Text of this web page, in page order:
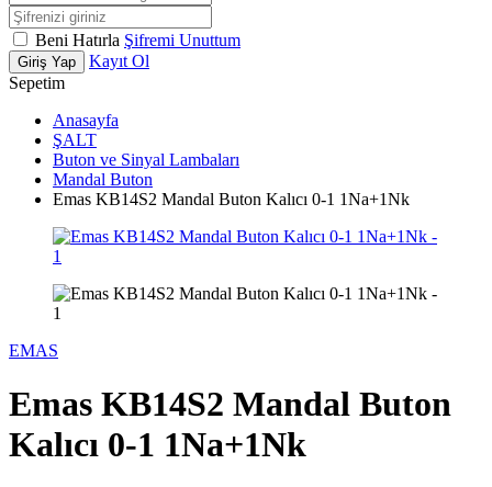
Beni Hatırla Şifremi Unuttum
Giriş Yap
Kayıt Ol
Sepetim
Anasayfa
ŞALT
Buton ve Sinyal Lambaları
Mandal Buton
Emas KB14S2 Mandal Buton Kalıcı 0-1 1Na+1Nk
EMAS
Emas KB14S2 Mandal Buton
Kalıcı 0-1 1Na+1Nk